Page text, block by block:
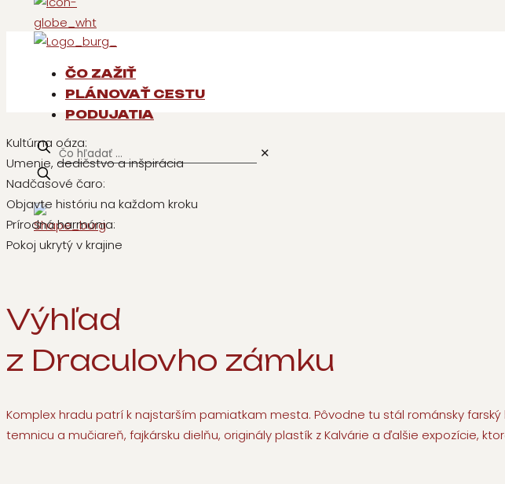
ČO ZAŽIŤ
PLÁNOVAŤ CESTU
PODUJATIA
✕
Kultúrna oáza:
Umenie, dedičstvo a inšpirácia
Nadčasové čaro:
Objavte históriu na každom kroku
Prírodná harmónia:
Pokoj ukrytý v krajine
Výhľad
z Draculovho zámku
Komplex hradu patrí k najstarším pamiatkam mesta. Pôvodne tu stál románsky
temnicu a mučiareň, fajkársku dielňu, originály plastík z Kalvárie a ďalšie expozície,